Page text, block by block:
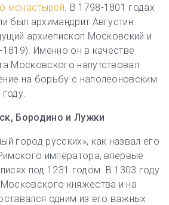
монастырей. В 1798-1801 годах
был архимандрит Августин
архиепископ Московский и
Именно он в качестве
Московского напутствовал
на борьбу с наполеоновским
Бородино и Лужки
город русских», как назвал его
императора, впервые
под 1231 годом. В 1303 году
княжества и на
одним из его важных